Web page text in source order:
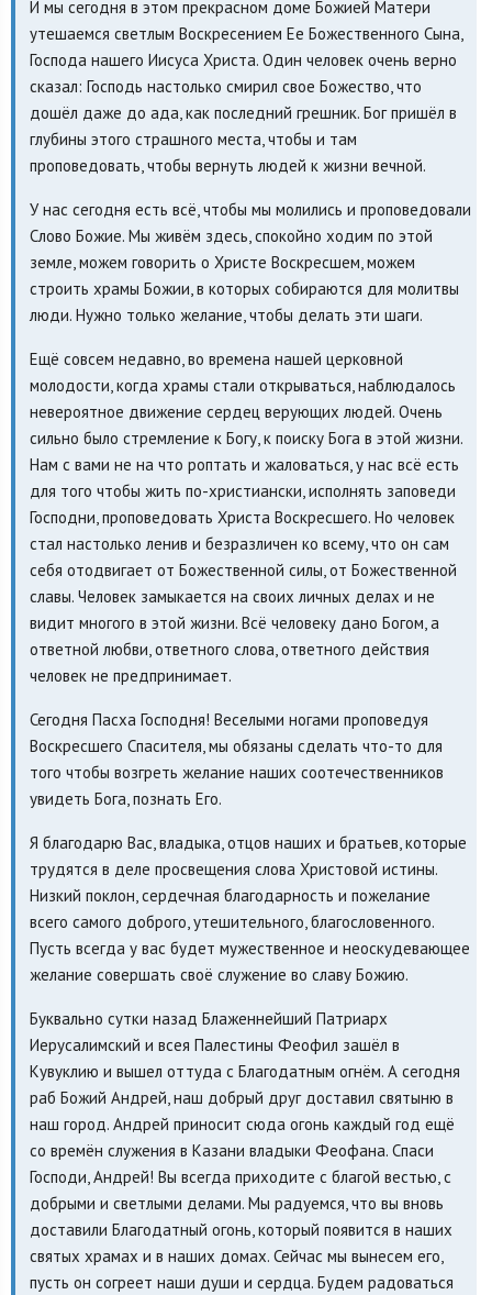
И мы сегодня в этом прекрасном доме Божией Матери
утешаемся светлым Воскресением Ее Божественного Сына,
Господа нашего Иисуса Христа. Один человек очень верно
сказал: Господь настолько смирил свое Божество, что
дошёл даже до ада, как последний грешник. Бог пришёл в
глубины этого страшного места, чтобы и там
проповедовать, чтобы вернуть людей к жизни вечной.
У нас сегодня есть всё, чтобы мы молились и проповедовали
Слово Божие. Мы живём здесь, спокойно ходим по этой
земле, можем говорить о Христе Воскресшем, можем
строить храмы Божии, в которых собираются для молитвы
люди. Нужно только желание, чтобы делать эти шаги.
Ещё совсем недавно, во времена нашей церковной
молодости, когда храмы стали открываться, наблюдалось
невероятное движение сердец верующих людей. Очень
сильно было стремление к Богу, к поиску Бога в этой жизни.
Нам с вами не на что роптать и жаловаться, у нас всё есть
для того чтобы жить по-христиански, исполнять заповеди
Господни, проповедовать Христа Воскресшего. Но человек
стал настолько ленив и безразличен ко всему, что он сам
себя отодвигает от Божественной силы, от Божественной
славы. Человек замыкается на своих личных делах и не
видит многого в этой жизни. Всё человеку дано Богом, а
ответной любви, ответного слова, ответного действия
человек не предпринимает.
Сегодня Пасха Господня! Веселыми ногами проповедуя
Воскресшего Спасителя, мы обязаны сделать что-то для
того чтобы возгреть желание наших соотечественников
увидеть Бога, познать Его.
Я благодарю Вас, владыка, отцов наших и братьев, которые
трудятся в деле просвещения слова Христовой истины.
Низкий поклон, сердечная благодарность и пожелание
всего самого доброго, утешительного, благословенного.
Пусть всегда у вас будет мужественное и неоскудевающее
желание совершать своё служение во славу Божию.
Буквально сутки назад Блаженнейший Патриарх
Иерусалимский и всея Палестины Феофил зашёл в
Кувуклию и вышел оттуда с Благодатным огнём. А сегодня
раб Божий Андрей, наш добрый друг доставил святыню в
наш город. Андрей приносит сюда огонь каждый год ещё
со времён служения в Казани владыки Феофана. Спаси
Господи, Андрей! Вы всегда приходите с благой вестью, с
добрыми и светлыми делами. Мы радуемся, что вы вновь
доставили Благодатный огонь, который появится в наших
святых храмах и в наших домах. Сейчас мы вынесем его,
пусть он согреет наши души и сердца. Будем радоваться